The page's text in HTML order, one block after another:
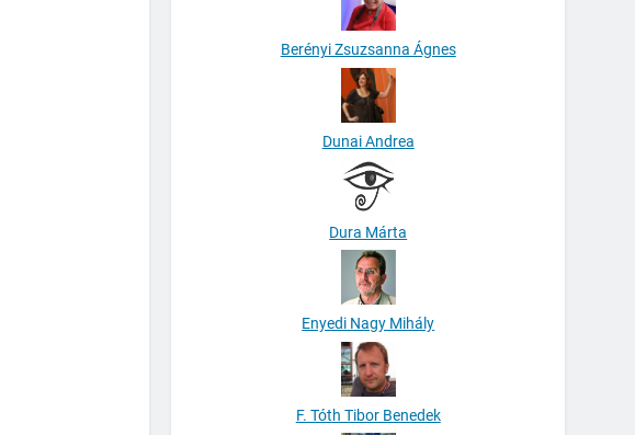
Berényi Zsuzsanna Ágnes
Dunai Andrea
Dura Márta
Enyedi Nagy Mihály
F. Tóth Tibor Benedek